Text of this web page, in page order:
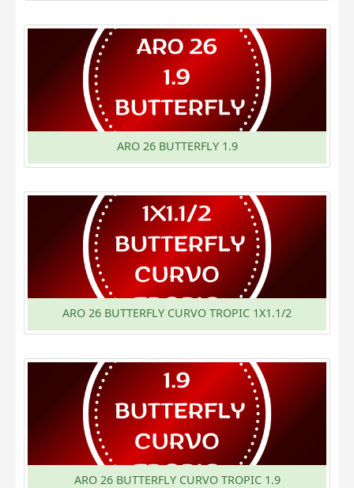
ARO 26 BUTTERFLY 1.9
ARO 26 BUTTERFLY CURVO TROPIC 1X1.1/2
ARO 26 BUTTERFLY CURVO TROPIC 1.9